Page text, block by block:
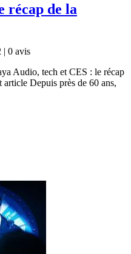
récap de la
| 0 avis
Audio, tech et CES : le récap
Depuis près de 60 ans,